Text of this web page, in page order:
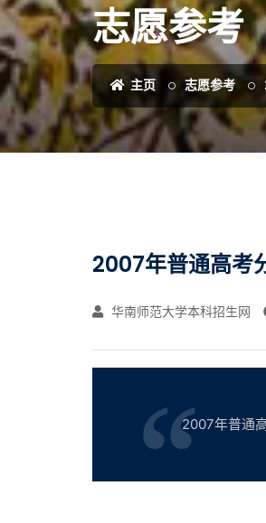
志愿参考
主页 志愿参考
2007年普通高考
华南师范大学本科招生网
2007年普通高考